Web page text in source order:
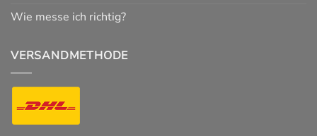
Wie messe ich richtig?
VERSANDMETHODE